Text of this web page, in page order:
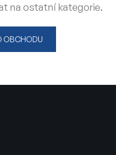
na ostatní kategorie.
OBCHODU